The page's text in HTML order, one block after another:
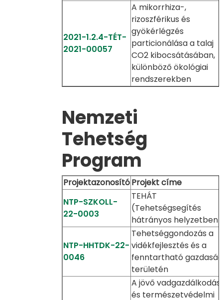
2021-1.2.4-TÉT-
2021-00057
A mikorrhiza-,
rizoszférikus és
gyökérlégzés
particionálása a talaj
CO2 kibocsátásában,
különböző ökológiai
rendszerekben
Nemzeti
Tehetség
Program
ProjektazonosítóProjekt címe
NTP-SZKOLL-
22-0003
TEHÁT
(Tehetségsegítés
hátrányos helyzetben)
NTP-HHTDK-22-
0046
Tehetséggondozás a
vidékfejlesztés és a
fenntartható gazdaság
területén
A jövő vadgazdálkodási
és természetvédelmi